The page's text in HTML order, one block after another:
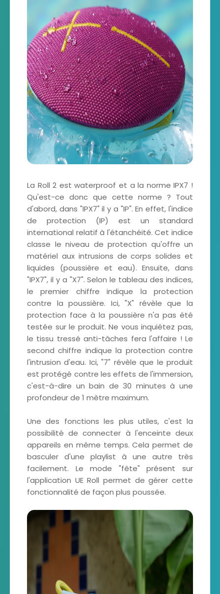
La Roll 2 est waterproof et a la norme IPX7 !
Qu'est-ce donc que cette norme ? Tout
d'abord, dans "IPX7" il y a "IP". En effet, l'indice
de protection (IP) est un standard
international relatif à l'étanchéité. Cet indice
classe le niveau de protection qu'offre un
matériel aux intrusions de corps solides et
liquides (poussière et eau). Ensuite, dans
"IPX7", il y a "X7". Selon le tableau des indices,
le premier chiffre indique la protection
contre la poussière. Ici, "X" révèle que la
protection face à la poussière n'a pas été
testée sur le produit. Ne vous inquiétez pas,
le tissu tressé anti-tâches fera l'affaire ! Le
second chiffre indique la protection contre
l'intrusion d'eau. Ici, "7" révèle que le produit
est protégé contre les effets de l'immersion,
c'est-à-dire un bain de 30 minutes à une
profondeur de 1 mètre maximum.
Une des fonctions les plus utiles, c'est la
possibilité de connecter à l'enceinte deux
appareils en même temps. Cela permet de
basculer d'une playlist à une autre très
facilement. Le mode "fête" présent sur
l'application UE Roll permet de gérer cette
fonctionnalité de façon plus poussée.